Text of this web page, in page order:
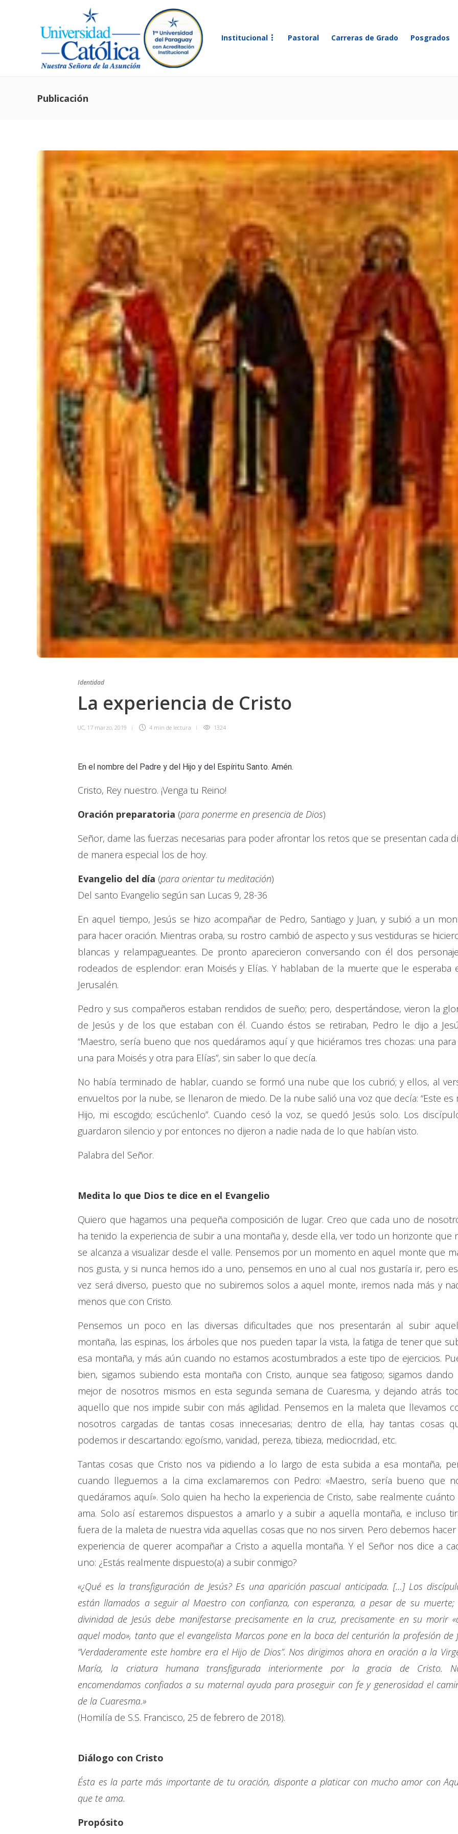
Institucional Pastoral Carreras de Grado Posgrados
Publicación
Identidad
La experiencia de Cristo
UC, 17 marzo, 2019 4 min de lectura 1324
En el nombre del Padre y del Hijo y del Espíritu Santo. Amén.
Cristo, Rey nuestro. ¡Venga tu Reino!
Oración preparatoria (para ponerme en presencia de Dios)
Señor, dame las fuerzas necesarias para poder afrontar los retos que se presentan cada
de manera especial los de hoy.
Evangelio del día (para orientar tu meditación)
Del santo Evangelio según san Lucas 9, 28-36
En aquel tiempo, Jesús se hizo acompañar de Pedro, Santiago y Juan, y subió a un
para hacer oración. Mientras oraba, su rostro cambió de aspecto y sus vestiduras se
blancas y relampagueantes. De pronto aparecieron conversando con él dos
rodeados de esplendor: eran Moisés y Elías. Y hablaban de la muerte que le esperaba
Jerusalén.
Pedro y sus compañeros estaban rendidos de sueño; pero, despertándose, vieron la
de Jesús y de los que estaban con él. Cuando éstos se retiraban, Pedro le dijo a
“Maestro, sería bueno que nos quedáramos aquí y que hiciéramos tres chozas: una para
una para Moisés y otra para Elías”, sin saber lo que decía.
No había terminado de hablar, cuando se formó una nube que los cubrió; y ellos, al
envueltos por la nube, se llenaron de miedo. De la nube salió una voz que decía: “Este es
Hijo, mi escogido; escúchenlo”. Cuando cesó la voz, se quedó Jesús solo. Los
guardaron silencio y por entonces no dijeron a nadie nada de lo que habían visto.
Palabra del Señor.
Medita lo que Dios te dice en el Evangelio
Quiero que hagamos una pequeña composición de lugar. Creo que cada uno de
ha tenido la experiencia de subir a una montaña y, desde ella, ver todo un horizonte que
se alcanza a visualizar desde el valle. Pensemos por un momento en aquel monte que
nos gusta, y si nunca hemos ido a uno, pensemos en uno al cual nos gustaría ir, pero
vez será diverso, puesto que no subiremos solos a aquel monte, iremos nada más y
menos que con Cristo.
Pensemos un poco en las diversas dificultades que nos presentarán al subir
montaña, las espinas, los árboles que nos pueden tapar la vista, la fatiga de tener que
esa montaña, y más aún cuando no estamos acostumbrados a este tipo de ejercicios.
bien, sigamos subiendo esta montaña con Cristo, aunque sea fatigoso; sigamos dando
mejor de nosotros mismos en esta segunda semana de Cuaresma, y dejando atrás
aquello que nos impide subir con más agilidad. Pensemos en la maleta que llevamos
nosotros cargadas de tantas cosas innecesarias; dentro de ella, hay tantas cosas
podemos ir descartando: egoísmo, vanidad, pereza, tibieza, mediocridad, etc.
Tantas cosas que Cristo nos va pidiendo a lo largo de esta subida a esa montaña,
cuando lleguemos a la cima exclamaremos con Pedro: «Maestro, sería bueno que
quedáramos aquí». Solo quien ha hecho la experiencia de Cristo, sabe realmente cuánto
ama. Solo así estaremos dispuestos a amarlo y a subir a aquella montaña, e incluso
fuera de la maleta de nuestra vida aquellas cosas que no nos sirven. Pero debemos hacer
experiencia de querer acompañar a Cristo a aquella montaña. Y el Señor nos dice a
uno: ¿Estás realmente dispuesto(a) a subir conmigo?
«¿Qué es la transfiguración de Jesús? Es una aparición pascual anticipada. […] Los
están llamados a seguir al Maestro con confianza, con esperanza, a pesar de su muerte;
divinidad de Jesús debe manifestarse precisamente en la cruz, precisamente en su morir
aquel modo», tanto que el evangelista Marcos pone en la boca del centurión la profesión de
“Verdaderamente este hombre era el Hijo de Dios”. Nos dirigimos ahora en oración a la
María, la criatura humana transfigurada interiormente por la gracia de Cristo.
encomendamos confiados a su maternal ayuda para proseguir con fe y generosidad el
de la Cuaresma.»
(Homilía de S.S. Francisco, 25 de febrero de 2018).
Diálogo con Cristo
Ésta es la parte más importante de tu oración, disponte a platicar con mucho amor con
que te ama.
Propósito